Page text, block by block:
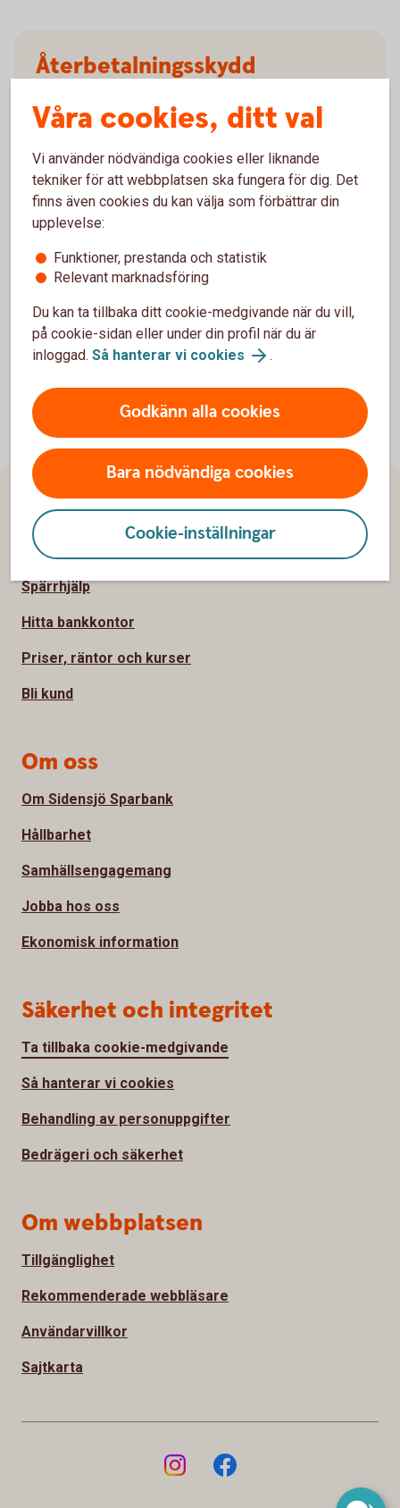
Återbetalningsskydd
Behöver du återbetalningsskydd?
Blankett återbetalningsskydd (pdf)
Ansök
Våra cookies, ditt val
Vi använder nödvändiga cookies eller liknande
tekniker för att webbplatsen ska fungera för dig. Det
finns även cookies du kan välja som förbättrar din
upplevelse:
Funktioner, prestanda och statistik
Relevant marknadsföring
Du kan ta tillbaka ditt cookie-medgivande när du vill,
på cookie-sidan eller under din profil när du är
inloggad. Så hanterar vi cookies .
Godkänn alla cookies
Bara nödvändiga cookies
Cookie-inställningar
Sidfot
Hitta snabbt
Kundservice
Spärrhjälp
Hitta bankkontor
Priser, räntor och kurser
Bli kund
Om oss
Om Sidensjö Sparbank
Hållbarhet
Samhällsengagemang
Jobba hos oss
Ekonomisk information
Säkerhet och integritet
Ta tillbaka cookie-medgivande
Så hanterar vi cookies
Behandling av personuppgifter
Bedrägeri och säkerhet
Om webbplatsen
Tillgänglighet
Rekommenderade webbläsare
Användarvillkor
Sajtkarta